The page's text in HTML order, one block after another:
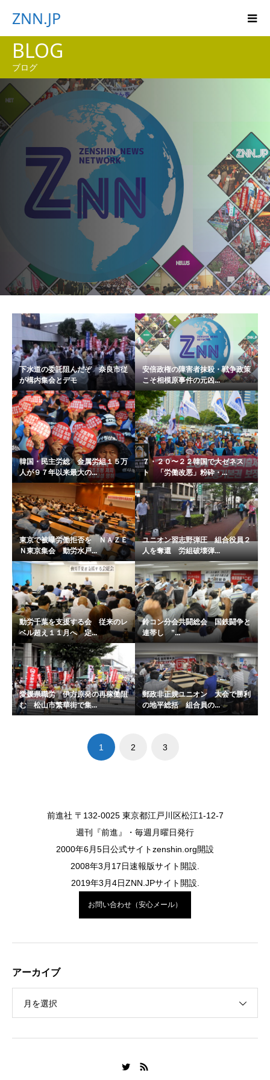
ZNN.JP
BLOG
ブログ
下水道の委託阻んだぞ 奈良市従
が構内集会とデモ
安倍政権の障害者抹殺・戦争政策
こそ相模原事件の元凶...
韓国・民主労総 金属労組１５万
人が９７年以来最大の...
７・２０〜２２韓国で大ゼネス
ト 「労働改悪」粉砕・...
東京で被曝労働拒否を ＮＡＺＥ
Ｎ東京集会 動労水戸...
ユニオン習志野弾圧 組合役員２
人を奪還 労組破壊弾...
動労千葉を支援する会 従来のレ
ベル超え１１月へ 定...
鈴コン分会共闘総会 国鉄闘争と
連帯し ”...
愛媛県職労 伊方原発の再稼働阻
む 松山市繁華街で集...
郵政非正規ユニオン 大会で勝利
の地平総括 組合員の...
1 2 3
前進社 〒132-0025 東京都江戸川区松江1-12-7
週刊『前進』・毎週月曜日発行
2000年6月5日公式サイトzenshin.org開設
2008年3月17日速報版サイト開設.
2019年3月4日ZNN.JPサイト開設.
お問い合わせ（安心メール）
アーカイブ
月を選択